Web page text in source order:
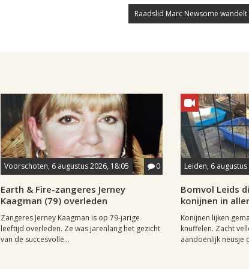
Raadslid Marc Newsome
Voorschoten, 6 augustus 2026, 18:05 0
Earth & Fire-zangeres Jerney
Kaagman (79) overleden
Zangeres Jerney Kaagman is op 79-jarige
leeftijd overleden. Ze was jarenlang het gezicht
van de succesvolle...
Leiden, 6
Bomvol Leids
konijnen in
Konijnen lijken
knuffelen. Zacht
aandoenlijk neusje